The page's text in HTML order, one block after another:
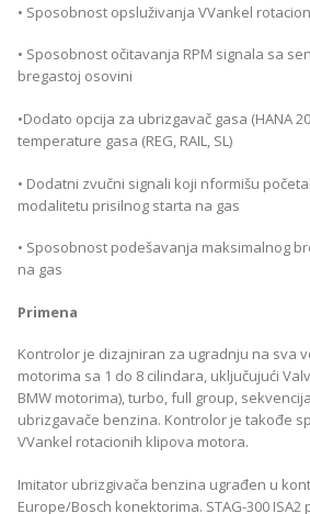
• Sposobnost opsluživanja VVankel
• Sposobnost očitavanja RPM signala sa
bregastoj osovini
•Dodato opcija za ubrizgavač gasa (HANA
temperature gasa (REG, RAIL, SL)
• Dodatni zvučni signali koji nformišu
modalitetu prisilnog starta na gas
• Sposobnost podešavanja maksimalnog
na gas
Primena
Kontrolor je dizajniran za ugradnju na sva
motorima sa 1 do 8 cilindara, uključujući
BMW motorima), turbo, full group,
ubrizgavače benzina. Kontrolor je takođe
VVankel rotacionih klipova motora.
Imitator ubrizgivača benzina ugrađen u
Europe/Bosch konektorima. STAG-300